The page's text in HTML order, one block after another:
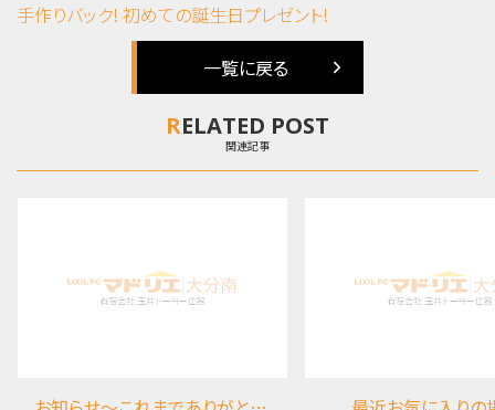
手作りバック! 初めての誕生日プレゼント!
一覧に戻る
RELATED POST
関連記事